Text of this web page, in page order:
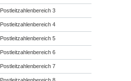
Postleitzahlenbereich 3
Postleitzahlenbereich 4
Postleitzahlenbereich 5
Postleitzahlenbereich 6
Postleitzahlenbereich 7